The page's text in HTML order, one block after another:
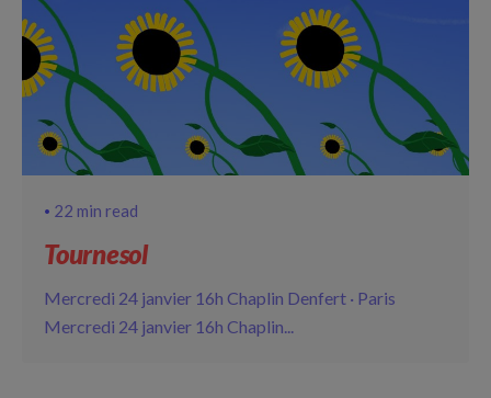
22 min read
Tournesol
Mercredi 24 janvier 16h Chaplin Denfert · Paris
Mercredi 24 janvier 16h Chaplin...